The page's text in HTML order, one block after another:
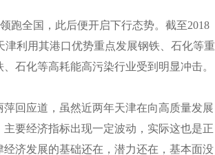
跑全国，此后便开启下行态势。截至2018
津利用其港口优势重点发展钢铁、石化等重
石化等高耗能高污染行业受到明显冲击。
回应道，虽然近两年天津在向高质量发展
要经济指标出现一定波动，实际这也是正
济发展的基础还在，潜力还在，基本面没